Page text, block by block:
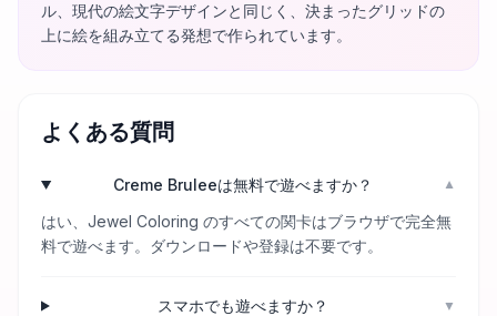
ル、現代の絵文字デザインと同じく、決まったグリッドの
上に絵を組み立てる発想で作られています。
よくある質問
Creme Bruleeは無料で遊べますか？ ▼
はい、Jewel Coloring のすべての関卡はブラウザで完全無
料で遊べます。ダウンロードや登録は不要です。
スマホでも遊べますか？ ▼